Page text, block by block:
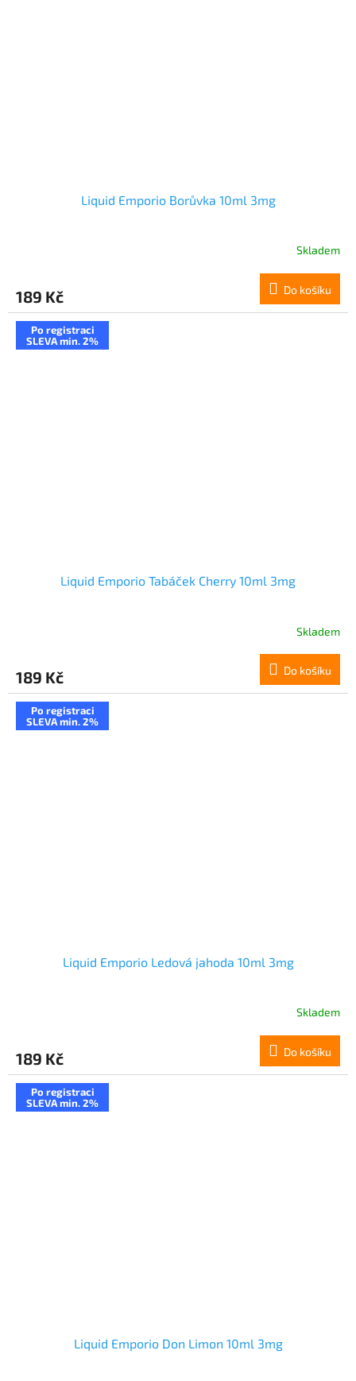
Liquid Emporio Borůvka 10ml 3mg
Skladem
189 Kč Do košíku
Po registraci
SLEVA min. 2%
Liquid Emporio Tabáček Cherry 10ml 3mg
Skladem
189 Kč Do košíku
Po registraci
SLEVA min. 2%
Liquid Emporio Ledová jahoda 10ml 3mg
Skladem
189 Kč Do košíku
Po registraci
SLEVA min. 2%
Liquid Emporio Don Limon 10ml 3mg